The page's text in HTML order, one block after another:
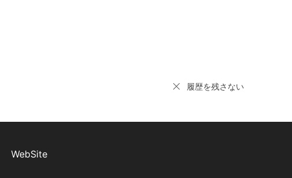
履歴を残さない
WebSite